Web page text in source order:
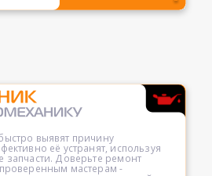
выявят причину
её устранят, используя
запчасти. Доверьте ремонт
мастерам -